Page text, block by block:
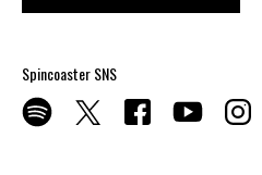
Spincoaster SNS